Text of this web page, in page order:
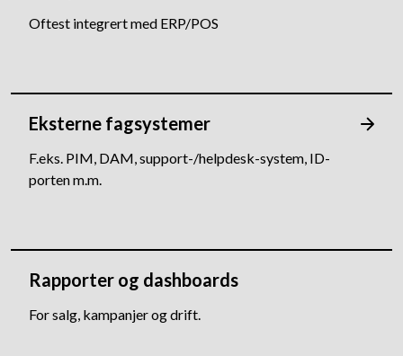
Oftest integrert med ERP/POS
Eksterne fagsystemer
F.eks. PIM, DAM, support-/helpdesk-system, ID-
porten m.m.
Rapporter og dashboards
For salg, kampanjer og drift.